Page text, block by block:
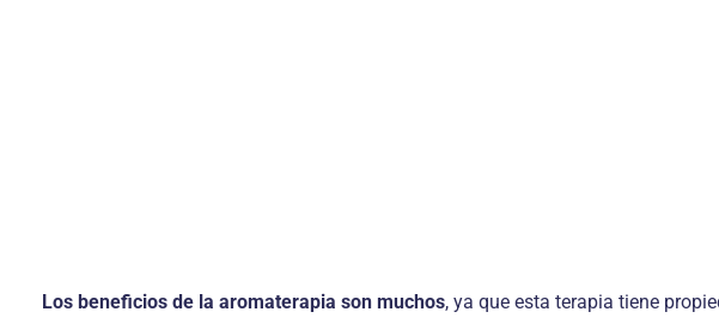
Los beneficios de la aromaterapia son muchos, ya que esta terapia tiene